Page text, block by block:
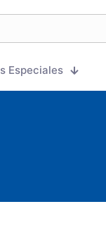
Especiales